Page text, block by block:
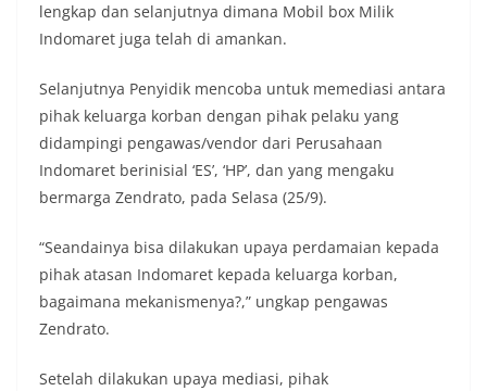
lengkap dan selanjutnya dimana Mobil box Milik
Indomaret juga telah di amankan.
Selanjutnya Penyidik mencoba untuk memediasi antara
pihak keluarga korban dengan pihak pelaku yang
didampingi pengawas/vendor dari Perusahaan
Indomaret berinisial ‘ES’, ‘HP’, dan yang mengaku
bermarga Zendrato, pada Selasa (25/9).
“Seandainya bisa dilakukan upaya perdamaian kepada
pihak atasan Indomaret kepada keluarga korban,
bagaimana mekanismenya?,” ungkap pengawas
Zendrato.
Setelah dilakukan upaya mediasi, pihak